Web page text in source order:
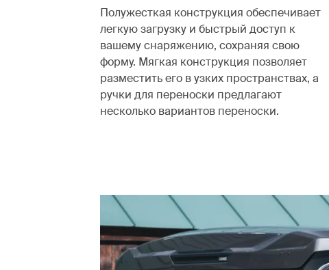
Полужесткая конструкция обеспечивает
легкую загрузку и быстрый доступ к
вашему снаряжению, сохраняя свою
форму. Мягкая конструкция позволяет
разместить его в узких пространствах, а
ручки для переноски предлагают
несколько вариантов переноски.